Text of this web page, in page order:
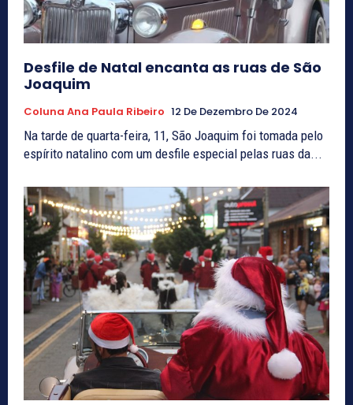
Desfile de Natal encanta as ruas de São
Joaquim
Coluna Ana Paula Ribeiro 12 De Dezembro De 2024
Na tarde de quarta-feira, 11, São Joaquim foi tomada pelo
espírito natalino com um desfile especial pelas ruas da...